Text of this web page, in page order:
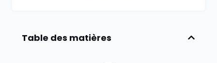
Table des matières